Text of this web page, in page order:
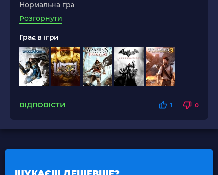
Нормальна гра
Розгорнути
Грає в ігри
ВІДПОВІСТИ 1 0